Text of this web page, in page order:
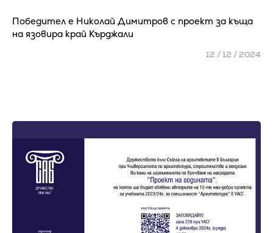
Победител е Николай Димитров с проект за къща
на язовира край Кърджали
12 / 12 / 2024